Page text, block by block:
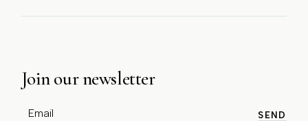
Join our newsletter
SEND